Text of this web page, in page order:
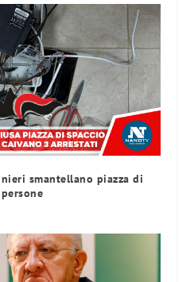
smantellano piazza di